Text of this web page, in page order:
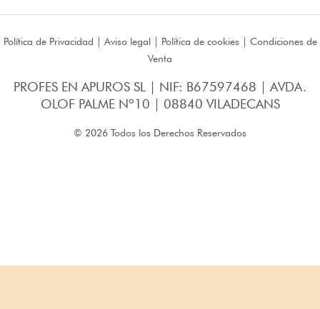
Política de Privacidad | Aviso legal| Política de cookies | Condiciones de
Venta
PROFES EN APUROS SL | NIF: B67597468 | AVDA.
OLOF PALME Nº10 | 08840 VILADECANS
© 2026 Todos los Derechos Reservados